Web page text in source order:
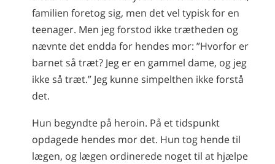
Kinesisk
Arabisk
Nepalesisk
Ukrainsk
Tyrkisk
Alle sprog
familien foretog sig, men det vel typisk for en
teenager. Men jeg forstod ikke trætheden og
nævnte det endda for hendes mor: ”Hvorfor er
barnet så træt? Jeg er en gammel dame, og jeg
ikke så træt.” Jeg kunne simpelthen ikke forstå
det.
Hun begyndte på heroin. På et tidspunkt
opdagede hendes mor det. Hun tog hende til
lægen, og lægen ordinerede noget til at hjælpe